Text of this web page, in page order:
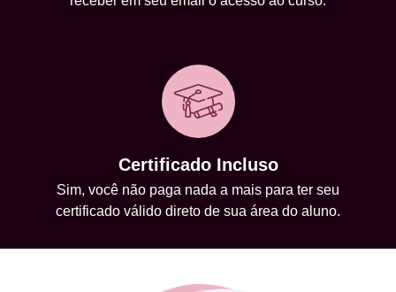
Certificado Incluso
Sim, você não paga nada a mais para ter seu
certificado válido direto de sua área do aluno.